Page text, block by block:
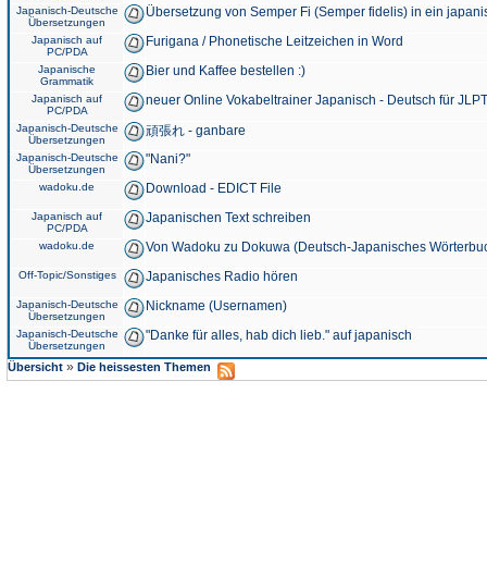
Japanisch-Deutsche
Übersetzungen
Übersetzung von Semper Fi (Semper fidelis) in ein
Japanisch auf
PC/PDA
Furigana / Phonetische Leitzeichen in Word
Japanische
Grammatik
Bier und Kaffee bestellen :)
Japanisch auf
PC/PDA
neuer Online Vokabeltrainer Japanisch - Deutsch für
Japanisch-Deutsche
Übersetzungen
頑張れ - ganbare
Japanisch-Deutsche
Übersetzungen
"Nani?"
wadoku.de Download - EDICT File
Japanisch auf
PC/PDA
Japanischen Text schreiben
wadoku.de Von Wadoku zu Dokuwa (Deutsch-Japanisches
Off-Topic/Sonstiges Japanisches Radio hören
Japanisch-Deutsche
Übersetzungen
Nickname (Usernamen)
Japanisch-Deutsche
Übersetzungen
"Danke für alles, hab dich lieb." auf japanisch
Übersicht » Die heissesten Themen